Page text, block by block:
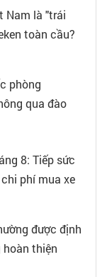
Nam là "trái
toàn cầu?
phòng
qua đào
8: Tiếp sức
phí mua xe
được định
thiện